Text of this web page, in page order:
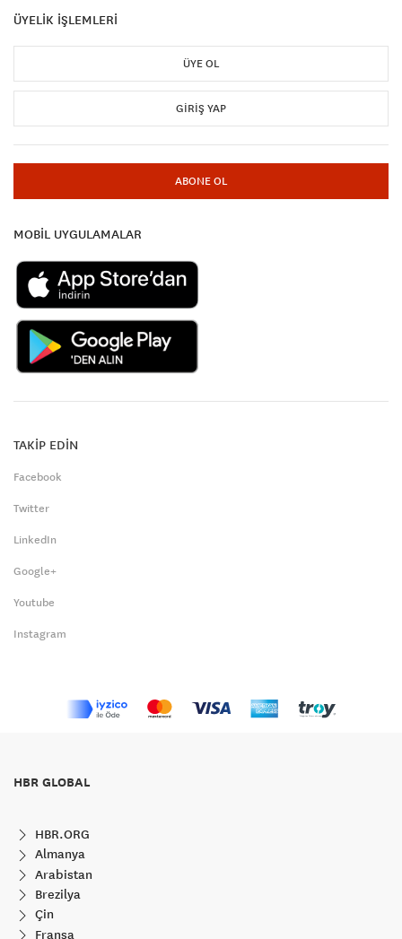
ÜYELİK İŞLEMLERİ
ÜYE OL
GIRIŞ YAP
ABONE OL
MOBİL UYGULAMALAR
TAKİP EDİN
Facebook
Twitter
LinkedIn
Google+
Youtube
Instagram
HBR GLOBAL
HBR.ORG
Almanya
Arabistan
Brezilya
Çin
Fransa